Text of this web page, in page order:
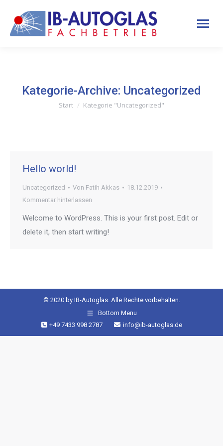
Kategorie-Archive: Uncategorized
Sie befinden sich hier:
Start Kategorie "Uncategorized"
Hello world!
Uncategorized Von Fatih Akkas
18.12.2019
Kommentar hinterlassen
Welcome to WordPress. This is your first post. Edit or
delete it, then start writing!
© 2020 by IB-Autoglas. Alle Rechte vorbehalten.
Bottom Menu
+49 7433 998 2787
info@ib-autoglas.de